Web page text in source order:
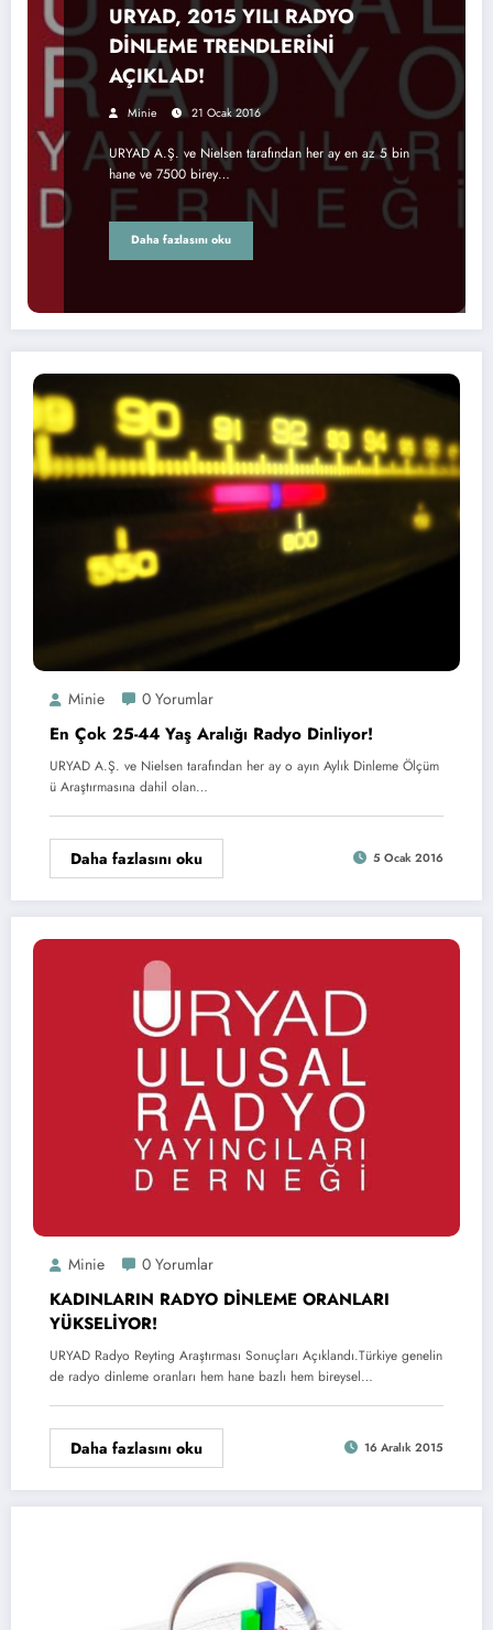
URYAD, 2015 YILI RADYO
DİNLEME TRENDLERİNİ
AÇIKLAD!
Minie 21 Ocak 2016
URYAD A.Ş. ve Nielsen tarafından her ay en az 5 bin
hane ve 7500 birey…
Daha fazlasını oku
Minie 0 Yorumlar
En Çok 25-44 Yaş Aralığı Radyo Dinliyor!
URYAD A.Ş. ve Nielsen tarafından her ay o ayın Aylık Dinleme Ölçüm
ü Araştırmasına dahil olan…
Daha fazlasını oku 5 Ocak 2016
Minie 0 Yorumlar
KADINLARIN RADYO DİNLEME ORANLARI
YÜKSELİYOR!
URYAD Radyo Reyting Araştırması Sonuçları Açıklandı.Türkiye genelin
de radyo dinleme oranları hem hane bazlı hem bireysel…
Daha fazlasını oku 16 Aralık 2015